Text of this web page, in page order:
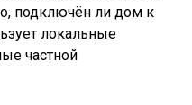
подключён ли дом к
локальные
частной